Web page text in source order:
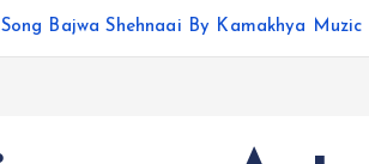
Bajwa Shehnaai By Kamakhya Muzic